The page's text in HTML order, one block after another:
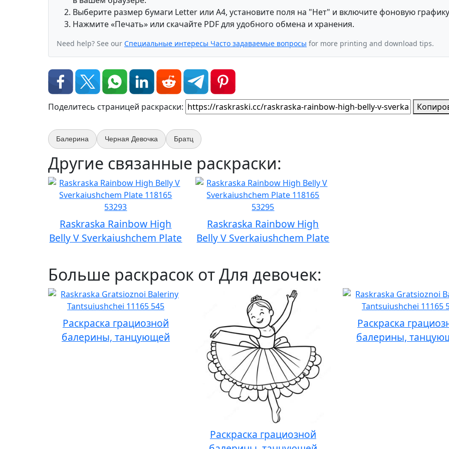
Выберите размер бумаги Letter или A4, установите поля на "Нет" и включите фоновую
Нажмите «Печать» или скачайте PDF для удобного обмена и хранения.
Need help? See our Специальные интересы Часто задаваемые вопросы for more printing and download tips.
Поделитесь страницей раскраски:
Балерина Черная Девочка Братц
Другие связанные раскраски:
Raskraska Rainbow High
Belly V Sverkaiushchem Plate
Raskraska Rainbow High
Belly V Sverkaiushchem Plate
Больше раскрасок от Для девочек:
Раскраска грациозной
балерины, танцующей
Раскраска грациозной
Раскраска
балерины,